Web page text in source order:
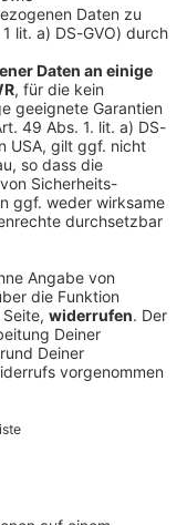
die Tour!
🤘
im exklusiven
Album Legacy,
Oppresso Liber“
zu den Fans. Jetzt